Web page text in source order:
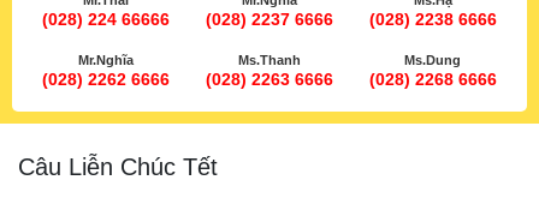
(028) 224 66666 (028) 2237 6666 (028) 2238 6666
Mr.Nghĩa
(028) 2262 6666
Ms.Thanh
(028) 2263 6666
Ms.Dung
(028) 2268 6666
Câu Liễn Chúc Tết